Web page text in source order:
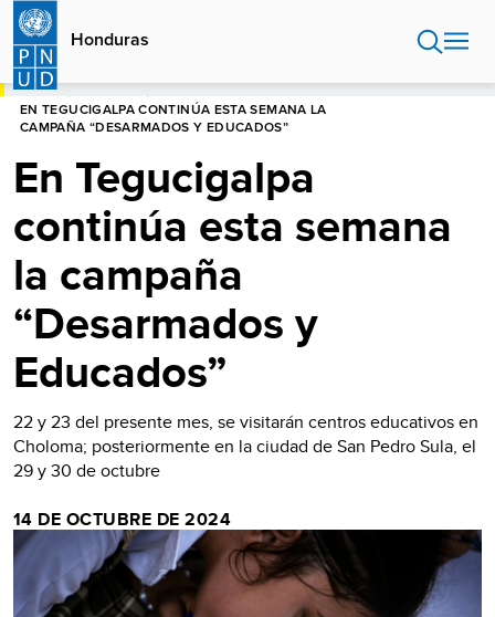
Pasar
contenido
principal
Honduras
HOME
EN TEGUCIGALPA CONTINÚA ESTA SEMANA LA
CAMPAÑA “DESARMADOS Y EDUCADOS”
En Tegucigalpa
continúa esta semana
la campaña
“Desarmados y
Educados”
22 y 23 del presente mes, se visitarán centros educativos en
Choloma; posteriormente en la ciudad de San Pedro Sula, el
29 y 30 de octubre
14 DE OCTUBRE DE 2024